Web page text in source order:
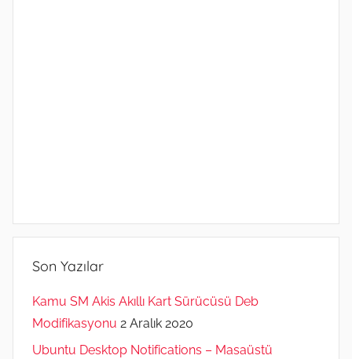
Son Yazılar
Kamu SM Akis Akıllı Kart Sürücüsü Deb
Modifikasyonu 2 Aralık 2020
Ubuntu Desktop Notifications – Masaüstü